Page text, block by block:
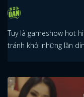
Tuy là gameshow hot
tránh khỏi những lần